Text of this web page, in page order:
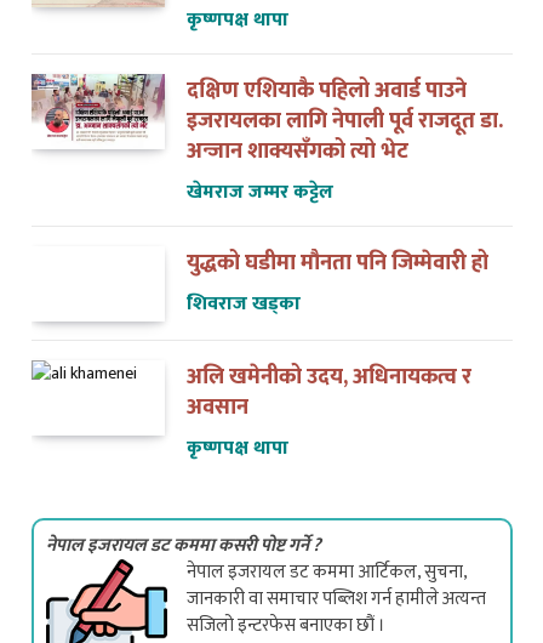
कृष्णपक्ष थापा
दक्षिण एशियाकै पहिलो अवार्ड पाउने
इजरायलका लागि नेपाली पूर्व राजदूत डा.
अन्जान शाक्यसँगको त्यो भेट
खेमराज जम्मर कट्टेल
युद्धको घडीमा मौनता पनि जिम्मेवारी हो
शिवराज खड्का
अलि खमेनीको उदय, अधिनायकत्व र
अवसान
कृष्णपक्ष थापा
नेपाल इजरायल डट कममा कसरी पोष्ट गर्ने ?
नेपाल इजरायल डट कममा आर्टिकल, सुचना,
जानकारी वा समाचार पब्लिश गर्न हामीले अत्यन्त
सजिलो इन्टरफेस बनाएका छौं ।